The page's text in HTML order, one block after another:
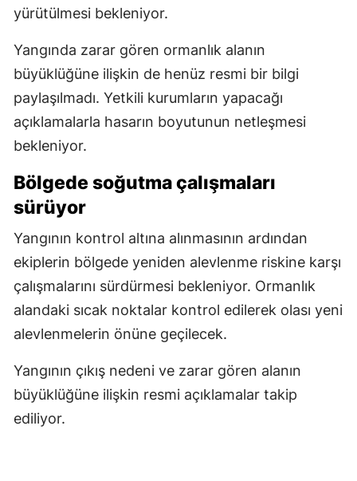
yürütülmesi bekleniyor.
Yangında zarar gören ormanlık alanın
büyüklüğüne ilişkin de henüz resmi bir bilgi
paylaşılmadı. Yetkili kurumların yapacağı
açıklamalarla hasarın boyutunun netleşmesi
bekleniyor.
Bölgede soğutma çalışmaları
sürüyor
Yangının kontrol altına alınmasının ardından
ekiplerin bölgede yeniden alevlenme riskine karşı
çalışmalarını sürdürmesi bekleniyor. Ormanlık
alandaki sıcak noktalar kontrol edilerek olası yeni
alevlenmelerin önüne geçilecek.
Yangının çıkış nedeni ve zarar gören alanın
büyüklüğüne ilişkin resmi açıklamalar takip
ediliyor.